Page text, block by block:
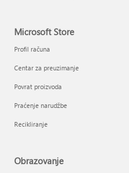
Microsoft Store
Profil računa
Centar za preuzimanje
Povrat proizvoda
Praćenje narudžbe
Recikliranje
Obrazovanje